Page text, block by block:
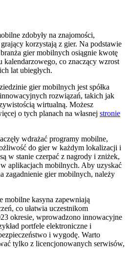
zdobyły na znajomości,
korzystają z gier. Na podstawie
gier mobilnych osiągnie kwotę
co znaczący wzrost
lat ubiegłych.
gier mobilnych jest spółka
rozwiązań, takich jak
wirtualną. Możesz
o tych planach na własnej stronie
wdrażać programy mobilne,
do gier w każdym lokalizacji i
w stanie czerpać z nagrody i zniżek,
aplikacjach mobilnych. Aby uzyskać
zagadnienie gier mobilnych, należy
mobilne kasyna zapewniają
co ułatwia uczestnikom
okresie, wprowadzono innowacyjne
portfele elektroniczne i
i wygodę. Warto
tylko z licencjonowanych serwisów,